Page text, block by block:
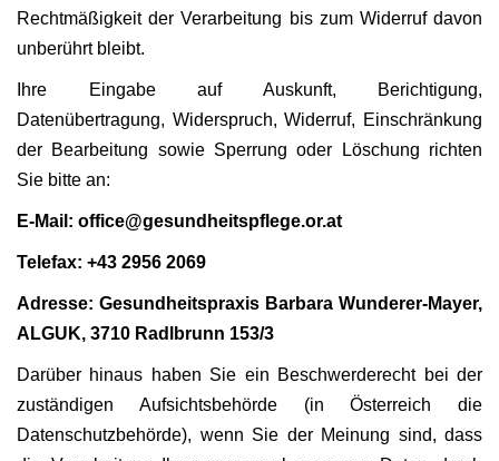
Rechtmäßigkeit der Verarbeitung bis zum Widerruf davon
unberührt bleibt.
Ihre Eingabe auf Auskunft, Berichtigung,
Datenübertragung, Widerspruch, Widerruf, Einschränkung
der Bearbeitung sowie Sperrung oder Löschung richten
Sie bitte an:
E-Mail: office@gesundheitspflege.or.at
Telefax: +43 2956 2069
Adresse: Gesundheitspraxis Barbara Wunderer-Mayer,
ALGUK, 3710 Radlbrunn 153/3
Darüber hinaus haben Sie ein Beschwerderecht bei der
zuständigen Aufsichtsbehörde (in Österreich die
Datenschutzbehörde), wenn Sie der Meinung sind, dass